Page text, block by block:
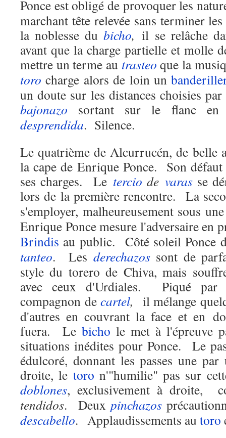
Ponce est obligé de provoquer les
marchant tête relevée sans terminer les
la noblesse dubicho, il se relâche
avant que la charge partielle et molle
mettre un terme au trasteo que la
toro charge alors de loin un
un doute sur les distances choisies
bajonazo sortant sur le flanc
desprendida. Silence.
Le quatrième de Alcurrucén, de belle
la cape de Enrique Ponce.
Son
ses charges.
Le tercio devaras se
lors de la première rencontre.
La
s'employer, malheureusement sous
Enrique Ponce mesure l'adversaire en
Brindis au public.
Côté soleil Ponce
tanteo. Les derechazossont de
style du torero de Chiva, mais
avec ceux d'Urdiales.
Piqué
compagnon decartel, il mélange
d'autres en couvrant la face et en
fuera.
Le bicho le met à l'épreuve
situations inédites pour Ponce.
Le
édulcoré, donnant les passes une par
droite, le toro n'"humilie" pas sur
doblones, exclusivement à droite,
tendidos. Deux pinchazos
descabello. Applaudissements au toro